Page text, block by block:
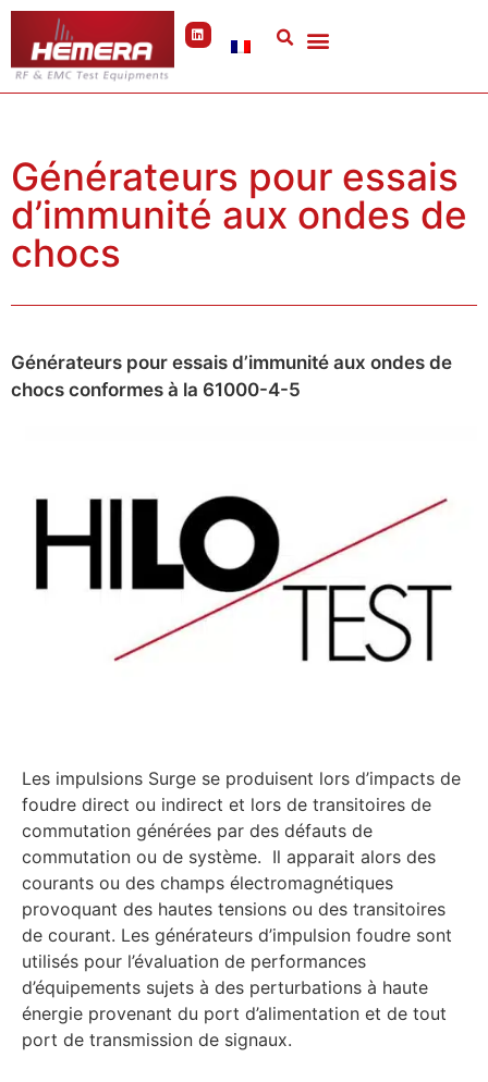
Panneau de gestion des cookies
Générateurs pour essais
d’immunité aux ondes de
chocs
Générateurs pour essais d’immunité aux ondes de
chocs conformes à la 61000-4-5
Les impulsions Surge se produisent lors d’impacts de
foudre direct ou indirect et lors de transitoires de
commutation générées par des défauts de
commutation ou de système. Il apparait alors des
courants ou des champs électromagnétiques
provoquant des hautes tensions ou des transitoires
de courant. Les générateurs d’impulsion foudre sont
utilisés pour l’évaluation de performances
d’équipements sujets à des perturbations à haute
énergie provenant du port d’alimentation et de tout
port de transmission de signaux.